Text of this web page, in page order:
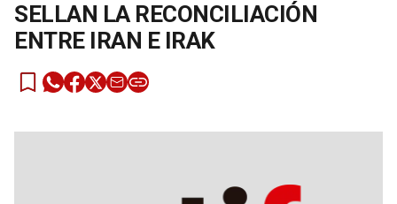
SELLAN LA RECONCILIACIÓN
ENTRE IRAN E IRAK